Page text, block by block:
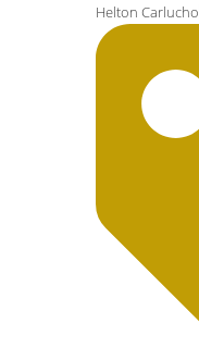
Helton Carlucho